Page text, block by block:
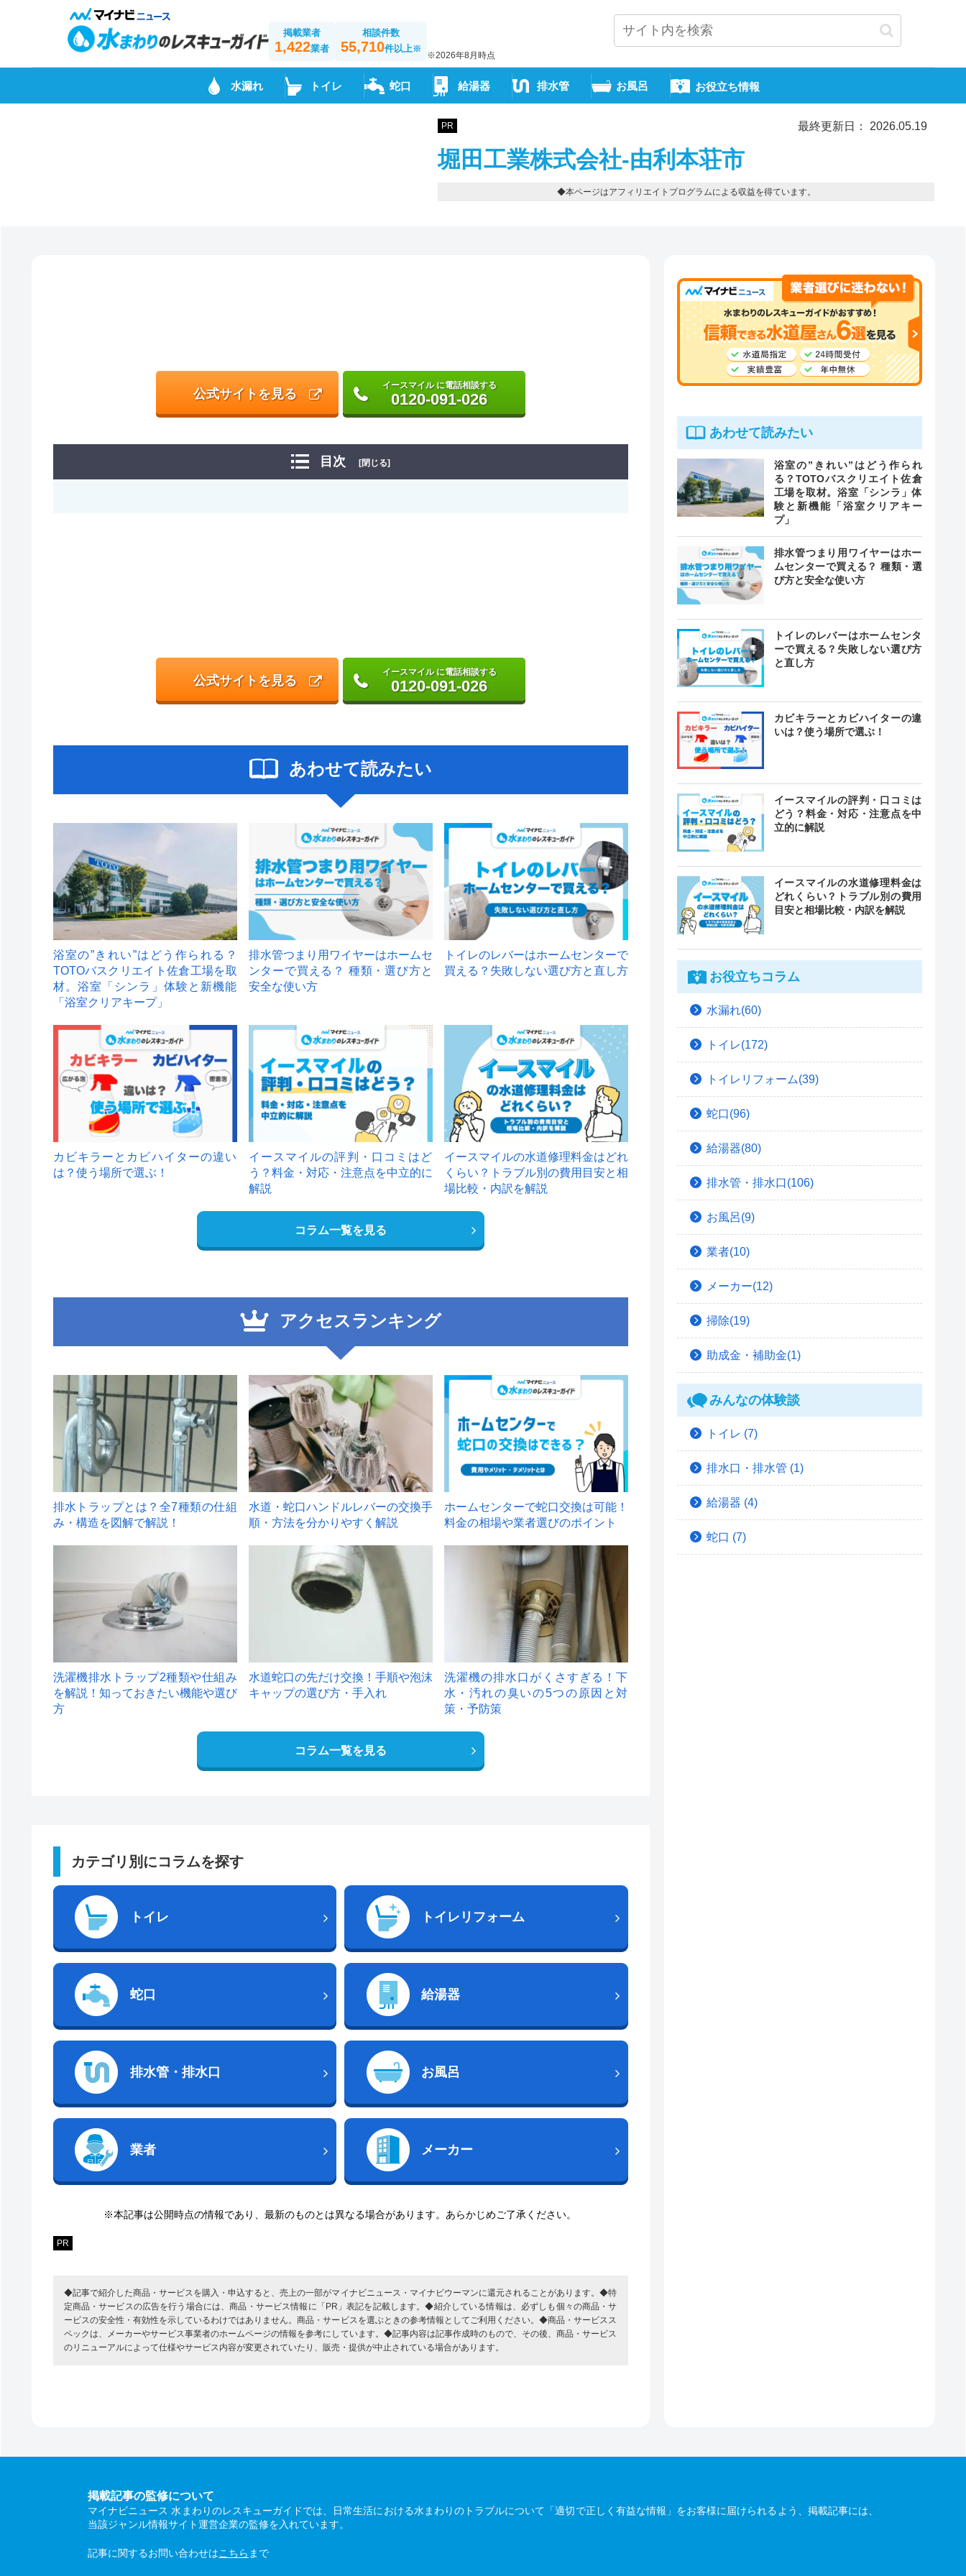
掲載業者
1,422業者
相談件数
55,710件以上※
※2026年8月時点
水漏れ トイレ 蛇口 給湯器 排水管 お風呂 お役立ち情報
PR 最終更新日： 2026.05.19
堀田工業株式会社-由利本荘市
◆本ページはアフィリエイトプログラムによる収益を得ています。
公式サイトを見る
イースマイル に電話相談する
0120-091-026
目次 [閉じる]
公式サイトを見る
イースマイル に電話相談する
0120-091-026
あわせて読みたい
浴室の”きれい”はどう作られる？
TOTOバスクリエイト佐倉工場を取
材。浴室「シンラ」体験と新機能
「浴室クリアキープ」
排水管つまり用ワイヤーはホームセ
ンターで買える？ 種類・選び方と
安全な使い方
トイレのレバーはホームセンターで
買える？失敗しない選び方と直し方
カビキラーとカビハイターの違い
は？使う場所で選ぶ！
イースマイルの評判・口コミはど
う？料金・対応・注意点を中立的に
解説
イースマイルの水道修理料金はどれ
くらい？トラブル別の費用目安と相
場比較・内訳を解説
コラム一覧を見る
アクセスランキング
1
排水トラップとは？全7種類の仕組
み・構造を図解で解説！
2
水道・蛇口ハンドルレバーの交換手
順・方法を分かりやすく解説
ホームセンターで蛇口交換は可能！
料金の相場や業者選びのポイント
洗濯機排水トラップ2種類や仕組み
を解説！知っておきたい機能や選び
方
水道蛇口の先だけ交換！手順や泡沫
キャップの選び方・手入れ
洗濯機の排水口がくさすぎる！下
水・汚れの臭いの5つの原因と対
策・予防策
コラム一覧を見る
カテゴリ別にコラムを探す
トイレ トイレリフォーム
蛇口 給湯器
排水管・排水口 お風呂
業者 メーカー
※本記事は公開時点の情報であり、最新のものとは異なる場合があります。あらかじめご了承ください。
PR
◆記事で紹介した商品・サービスを購入・申込すると、売上の一部がマイナビニュース・マイナビウーマンに還元されることがあります。◆特
定商品・サービスの広告を行う場合には、商品・サービス情報に「PR」表記を記載します。◆紹介している情報は、必ずしも個々の商品・サ
ービスの安全性・有効性を示しているわけではありません。商品・サービスを選ぶときの参考情報としてご利用ください。◆商品・サービスス
ペックは、メーカーやサービス事業者のホームページの情報を参考にしています。◆記事内容は記事作成時のもので、その後、商品・サービス
のリニューアルによって仕様やサービス内容が変更されていたり、販売・提供が中止されている場合があります。
あわせて読みたい
浴室の”きれい”はどう作られ
る？TOTOバスクリエイト佐倉
工場を取材。浴室「シンラ」体
験と新機能「浴室クリアキー
プ」
排水管つまり用ワイヤーはホー
ムセンターで買える？ 種類・選
び方と安全な使い方
トイレのレバーはホームセンタ
ーで買える？失敗しない選び方
と直し方
カビキラーとカビハイターの違
いは？使う場所で選ぶ！
イースマイルの評判・口コミは
どう？料金・対応・注意点を中
立的に解説
イースマイルの水道修理料金は
どれくらい？トラブル別の費用
目安と相場比較・内訳を解説
お役立ちコラム
水漏れ(60)
トイレ(172)
トイレリフォーム(39)
蛇口(96)
給湯器(80)
排水管・排水口(106)
お風呂(9)
業者(10)
メーカー(12)
掃除(19)
助成金・補助金(1)
みんなの体験談
トイレ (7)
排水口・排水管 (1)
給湯器 (4)
蛇口 (7)
掲載記事の監修について
マイナビニュース 水まわりのレスキューガイドでは、日常生活における水まわりのトラブルについて「適切で正しく有益な情報」をお客様に届けられるよう、掲載記事には、
当該ジャンル情報サイト運営企業の監修を入れています。
記事に関するお問い合わせはこちら まで